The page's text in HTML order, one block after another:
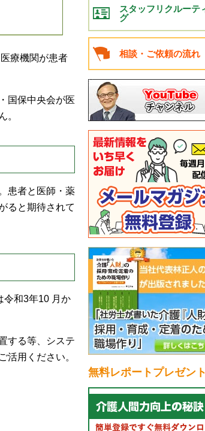
療機関が患者
国保中央会が医
。
患者と医師・薬
ると期待されて
令和3年10 月か
する等、システ
活用ください。
スタッフリクルーテ
グ
相談・ご依頼の流れ
無料レポートプレゼント